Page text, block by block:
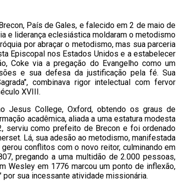
País de Gales, e falecido em 2 de maio de
e liderança eclesiástica moldaram o metodismo
por abraçar o metodismo, mas sua parceria
Episcopal nos Estados Unidos e a estabelecer
Coke via a pregação do Evangelho como um
e sua defesa da justificação pela fé. Sua
combinava rigor intelectual com fervor
XVIII.
Jesus College, Oxford, obtendo os graus de
acadêmica, aliada a uma estatura modesta
serviu como prefeito de Brecon e foi ordenado
Lá, sua adesão ao metodismo, manifestada
conflitos com o novo reitor, culminando em
pregando a uma multidão de 2.000 pessoas,
Wesley em 1776 marcou um ponto de inflexão,
sua incessante atividade missionária.